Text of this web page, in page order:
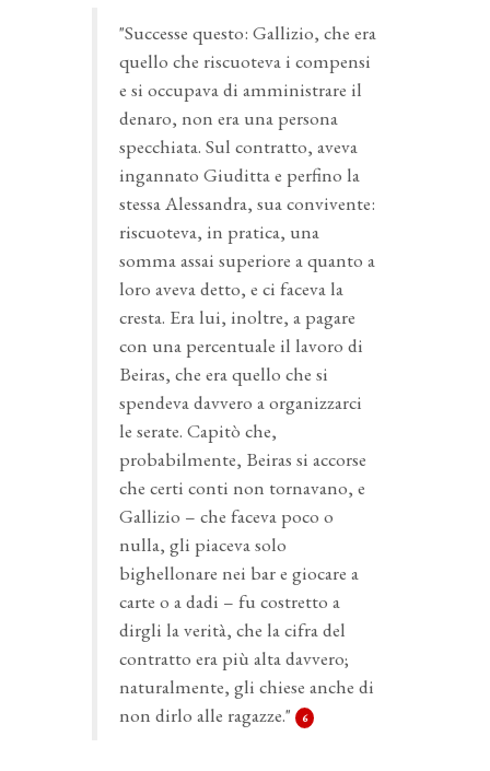
"Successe questo: Gallizio, che era
quello che riscuoteva i compensi
e si occupava di amministrare il
denaro, non era una persona
specchiata. Sul contratto, aveva
ingannato Giuditta e perfino la
stessa Alessandra, sua convivente:
riscuoteva, in pratica, una
somma assai superiore a quanto a
loro aveva detto, e ci faceva la
cresta. Era lui, inoltre, a pagare
con una percentuale il lavoro di
Beiras, che era quello che si
spendeva davvero a organizzarci
le serate. Capitò che,
probabilmente, Beiras si accorse
che certi conti non tornavano, e
Gallizio – che faceva poco o
nulla, gli piaceva solo
bighellonare nei bar e giocare a
carte o a dadi – fu costretto a
dirgli la verità, che la cifra del
contratto era più alta davvero;
naturalmente, gli chiese anche di
non dirlo alle ragazze."
6